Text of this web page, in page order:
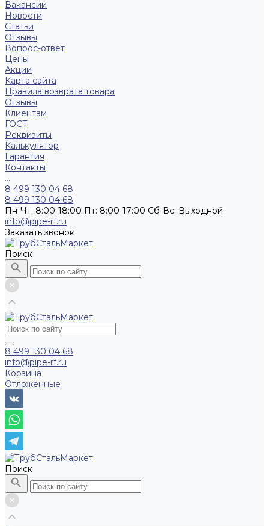
Вакансии
Новости
Статьи
Отзывы
Вопрос-ответ
Цены
Акции
Карта сайта
Правила возврата товара
Отзывы
Клиентам
ГОСТ
Реквизиты
Калькулятор
Гарантия
Контакты
...
8 499 130 04 68
8 499 130 04 68
Пн-Чт: 8:00-18:00 Пт: 8:00-17:00 Сб-Вс: Выходной
info@pipe-rf.ru
Заказать звонок
Поиск
8 499 130 04 68
info@pipe-rf.ru
Корзина
Отложенные
Поиск